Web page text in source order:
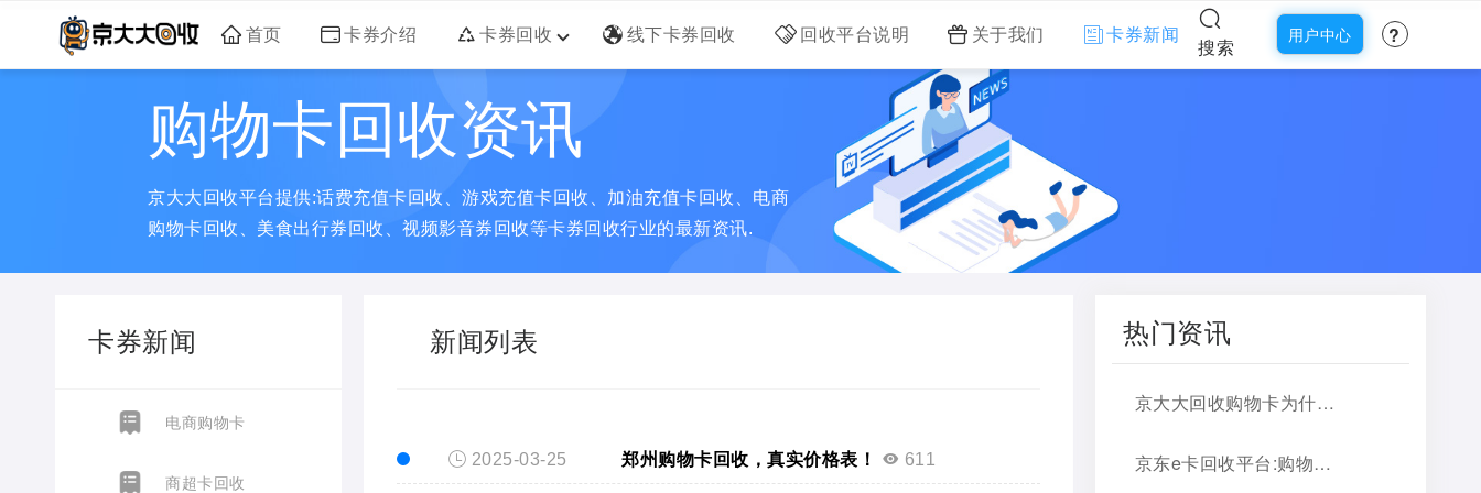
首页 卡券介绍 卡券回收 线下卡券回收 回收平台说明 关于我们 卡券新闻
搜索
用户中心 ?
购物卡回收资讯
京大大回收平台提供:话费充值卡回收、游戏充值卡回收、加油充值卡回收、电商
购物卡回收、美食出行券回收、视频影音券回收等卡券回收行业的最新资讯.
卡券新闻
电商购物卡
商超卡回收
新闻列表
2025-03-25 郑州购物卡回收，真实价格表！ 611
热门资讯
京大大回收购物卡为什么靠谱，2026官方说明
京东e卡回收平台:购物卡转现金，实用推荐